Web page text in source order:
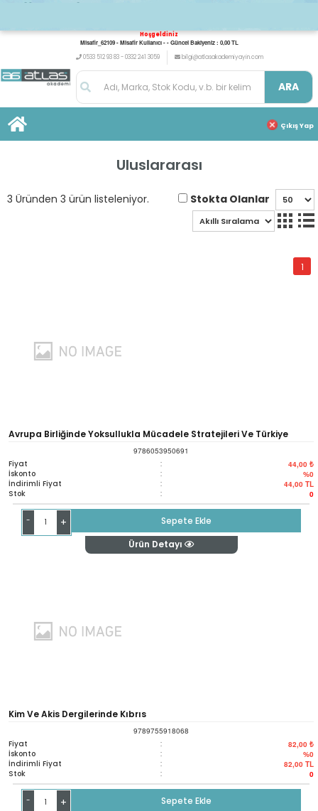
Hoşgeldiniz
Misafir_62109 - Misafir Kullanıcı - - Güncel Bakiyeniz : 0,00 TL
0533 512 93 83 - 0332 241 3059
bilgi@atlasakademiyayin.com
ARA
Çıkış Yap
Uluslararası
3 Üründen 3 ürün listeleniyor. Stokta Olanlar
1
Avrupa Birliğinde Yoksullukla Mücadele Stratejileri Ve Türkiye
9786053950691
Fiyat : 44,00 ₺
İskonto : %0
İndirimli Fiyat : 44,00 TL
Stok : 0
- +
Sepete Ekle
Ürün Detayı
Kim Ve Akis Dergilerinde Kıbrıs
9789755918068
Fiyat : 82,00 ₺
İskonto : %0
İndirimli Fiyat : 82,00 TL
Stok : 0
- +
Sepete Ekle